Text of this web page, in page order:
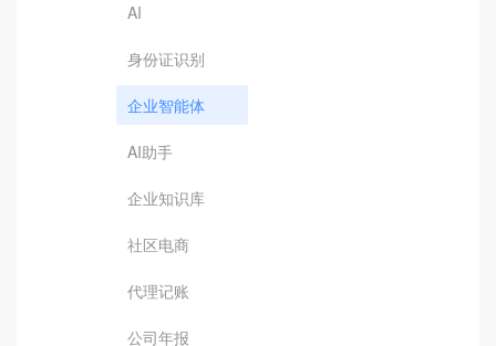
AI
身份证识别
企业智能体
AI助手
企业知识库
社区电商
代理记账
公司年报